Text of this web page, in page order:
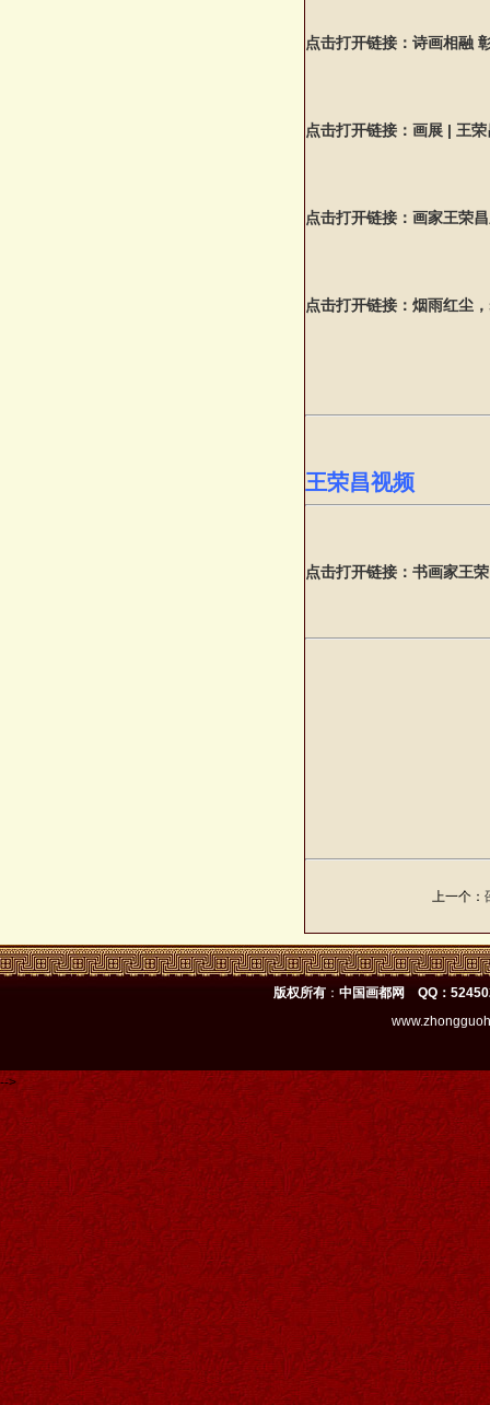
点击打开链接：诗画相融
点击打开链接：画展 | 王
点击打开链接：画家王荣
点击打开链接：烟雨红尘
王荣昌视频
点击打开链接：书画家王
上一个：
版权所有 ： 中国画都网 QQ：
-->